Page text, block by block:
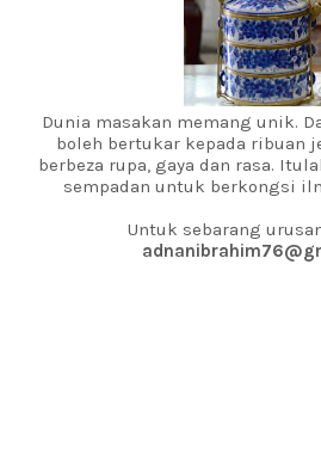
Dunia masakan memang unik.
boleh bertukar kepada ribuan
berbeza rupa, gaya dan rasa.
sempadan untuk berkongsi
Untuk sebarang